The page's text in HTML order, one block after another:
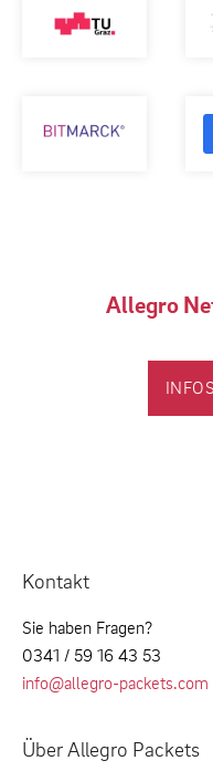
Allegro
Kontakt
Sie haben Fragen?
0341 / 59 16 43 53
info@allegro-packets.com
Über Allegro Packets